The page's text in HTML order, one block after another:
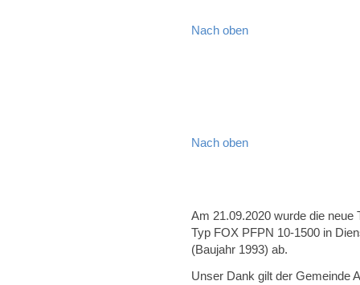
Nach oben
Nach oben
Am 21.09.2020 wurde die
Typ FOX PFPN 10-1500 in
(Baujahr 1993) ab.
Unser Dank gilt der Gemeinde